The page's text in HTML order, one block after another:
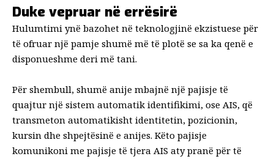
Duke vepruar në errësirë
Hulumtimi ynë bazohet në teknologjinë ekzistuese për
të ofruar një pamje shumë më të plotë se sa ka qenë e
disponueshme deri më tani.
Për shembull, shumë anije mbajnë një pajisje të
quajtur një sistem automatik identifikimi, ose AIS, që
transmeton automatikisht identitetin, pozicionin,
kursin dhe shpejtësinë e anijes. Këto pajisje
komunikoni me pajisje të tjera AIS aty pranë për të